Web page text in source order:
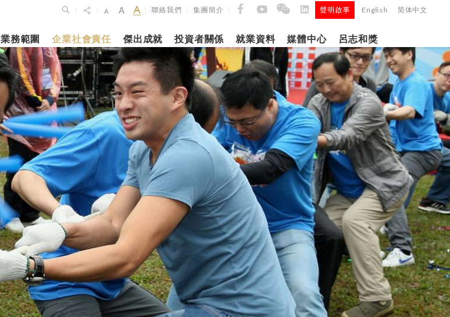
聯絡我們 集團簡介 聲明啟事 English 简体中文
業務範圍
酒店 建築材料
企業社會責任
新聞焦點
2023年10月19日
上海交通大學「呂
志和科學園」正式
揭幕
更多內容
傑出成就 投資者關係 就業資料 媒體中心
2026年2月26日
銀娛公佈2025年第四季度
及全年業績
更多內容
呂志和獎